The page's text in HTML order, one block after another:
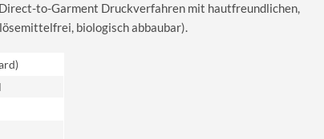
to-Garment Druckverfahren mit hautfreundlichen,
biologisch abbaubar).